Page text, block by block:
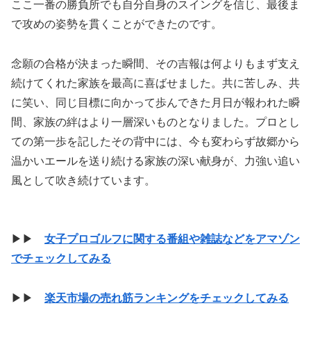
ここ一番の勝負所でも自分自身のスイングを信じ、最後ま
で攻めの姿勢を貫くことができたのです。
念願の合格が決まった瞬間、その吉報は何よりもまず支え
続けてくれた家族を最高に喜ばせました。共に苦しみ、共
に笑い、同じ目標に向かって歩んできた月日が報われた瞬
間、家族の絆はより一層深いものとなりました。プロとし
ての第一歩を記したその背中には、今も変わらず故郷から
温かいエールを送り続ける家族の深い献身が、力強い追い
風として吹き続けています。
▶▶ 女子プロゴルフに関する番組や雑誌などをアマゾン
でチェックしてみる
▶▶ 楽天市場の売れ筋ランキングをチェックしてみる